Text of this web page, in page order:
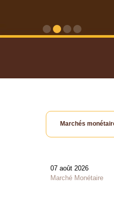
Marchés
07 août 2026
Marché Monétaire